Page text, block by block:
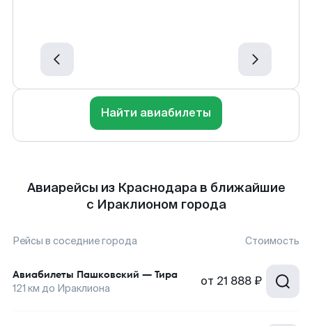
Найти авиабилеты
Авиарейсы из Краснодара в ближайшие
с Ираклионом города
Рейсы в соседние города Стоимость
Авиабилеты Пашковский — Тира
121 км до Ираклиона от 21 888 ₽